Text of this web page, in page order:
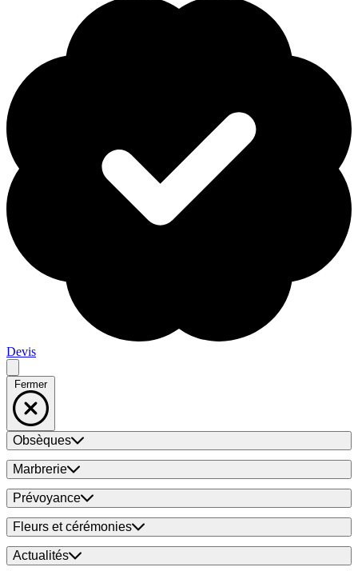
Devis
Fermer
Obsèques
Marbrerie
Prévoyance
Fleurs et cérémonies
Actualités